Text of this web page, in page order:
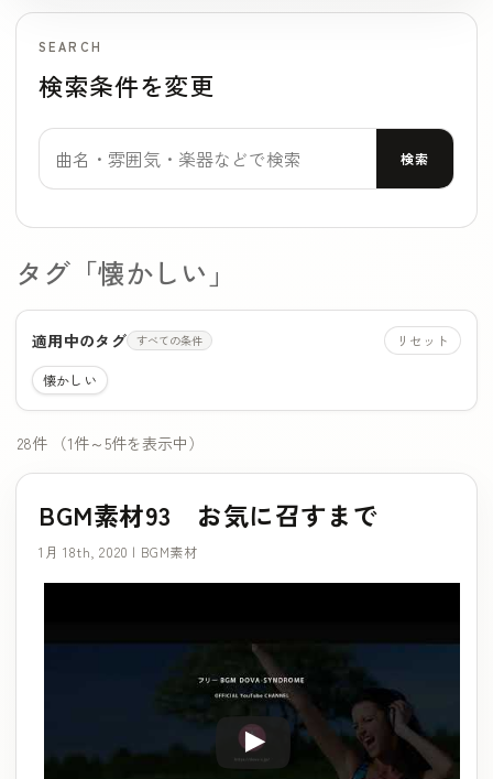
SEARCH
検索条件を変更
フリーワード検索
検索
タグ「懐かしい」
適用中のタグ すべての条件 リセット
懐かしい
28件 （1件～5件を表示中）
BGM素材93 お気に召すまで
1月 18th, 2020 | BGM素材